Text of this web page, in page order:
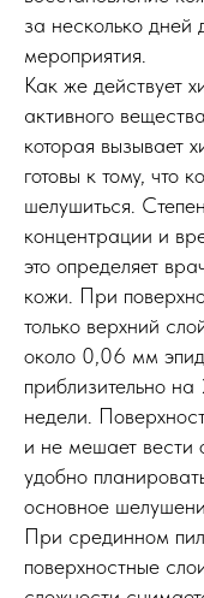
за несколько дней
мероприятия.
Как же действует
активного
которая вызывает
готовы к тому, что
шелушиться.
концентрации и
это определяет
кожи. При
только верхний
около 0,06 мм
приблизительно
недели.
и не мешает вести
удобно
основное
При срединном
поверхностные